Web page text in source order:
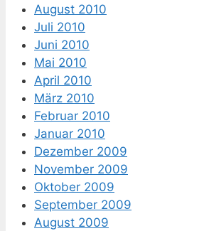
August 2010
Juli 2010
Juni 2010
Mai 2010
April 2010
März 2010
Februar 2010
Januar 2010
Dezember 2009
November 2009
Oktober 2009
September 2009
August 2009